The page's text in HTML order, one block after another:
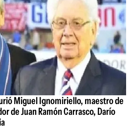
Miguel Ignomiriello, maestro de
de Juan Ramón Carrasco, Darío